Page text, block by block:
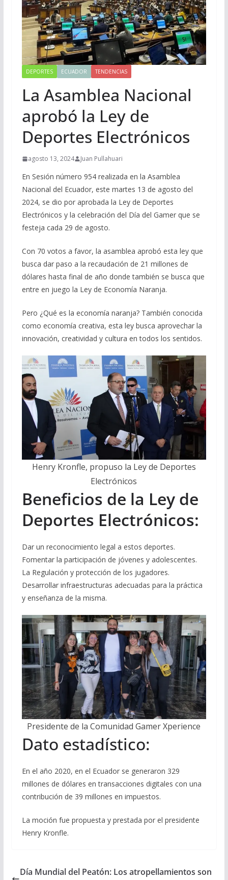
DEPORTES ECUADOR TENDENCIAS
La Asamblea Nacional
aprobó la Ley de
Deportes Electrónicos
agosto 13, 2024 Juan Pullahuari
En Sesión número 954 realizada en la Asamblea
Nacional del Ecuador, este martes 13 de agosto del
2024, se dio por aprobada la Ley de Deportes
Electrónicos y la celebración del Día del Gamer que se
festeja cada 29 de agosto.
Con 70 votos a favor, la asamblea aprobó esta ley que
busca dar paso a la recaudación de 21 millones de
dólares hasta final de año donde también se busca que
entre en juego la Ley de Economía Naranja.
Pero ¿Qué es la economía naranja? También conocida
como economía creativa, esta ley busca aprovechar la
innovación, creatividad y cultura en todos los sentidos.
Henry Kronfle, propuso la Ley de Deportes
Electrónicos
Beneficios de la Ley de
Deportes Electrónicos:
Dar un reconocimiento legal a estos deportes.
Fomentar la participación de jóvenes y adolescentes.
La Regulación y protección de los jugadores.
Desarrollar infraestructuras adecuadas para la práctica
y enseñanza de la misma.
Presidente de la Comunidad Gamer Xperience
Dato estadístico:
En el año 2020, en el Ecuador se generaron 329
millones de dólares en transacciones digitales con una
contribución de 39 millones en impuestos.
La moción fue propuesta y prestada por el presidente
Henry Kronfle.
Día Mundial del Peatón: Los atropellamientos son